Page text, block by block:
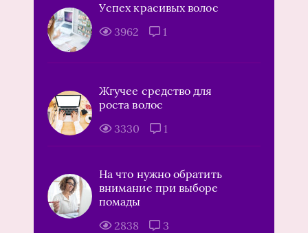
Успех красивых волос
3962
1
Жгучее средство для
роста волос
3330
1
На что нужно обратить
внимание при выборе
помады
2838
3